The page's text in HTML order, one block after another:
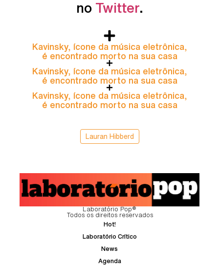
no Twitter.
Kavinsky, ícone da música eletrônica,
é encontrado morto na sua casa
Kavinsky, ícone da música eletrônica,
é encontrado morto na sua casa
Kavinsky, ícone da música eletrônica,
é encontrado morto na sua casa
Lauran Hibberd
Laboratório Pop®
Todos os direitos reservados
Hot!
Laboratório Crítico
News
Agenda